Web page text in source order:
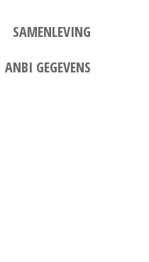
SAMENLEVING
ANBI GEGEVENS